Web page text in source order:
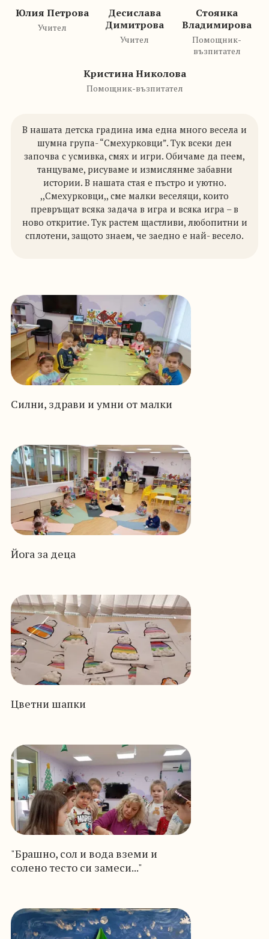
Юлия Петрова
Учител
Десислава
Димитрова
Учител
Стоянка
Владимирова
Помощник-
възпитател
Кристина Николова
Помощник-възпитател
В нашата детска градина има една много весела и
шумна група- “Смехурковци”. Тук всеки ден
започва с усмивка, смях и игри. Обичаме да пеем,
танцуваме, рисуваме и измислянме забавни
истории. В нашата стая е пъстро и уютно.
,,Смехурковци,, сме малки веселяци, които
превръщат всяка задача в игра и всяка игра – в
ново откритие. Тук растем щастливи, любопитни и
сплотени, защото знаем, че заедно е най- весело.
Силни, здрави и умни от малки
Йога за деца
Цветни шапки
"Брашно, сол и вода вземи и
солено тесто си замеси..."